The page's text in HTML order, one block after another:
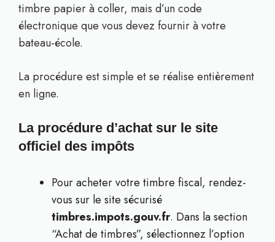
timbre papier à coller, mais d’un code
électronique que vous devez fournir à votre
bateau-école.
La procédure est simple et se réalise entièrement
en ligne.
La procédure d’achat sur le site
officiel des impôts
Pour acheter votre timbre fiscal, rendez-
vous sur le site sécurisé
timbres.impots.gouv.fr. Dans la section
“Achat de timbres”, sélectionnez l’option